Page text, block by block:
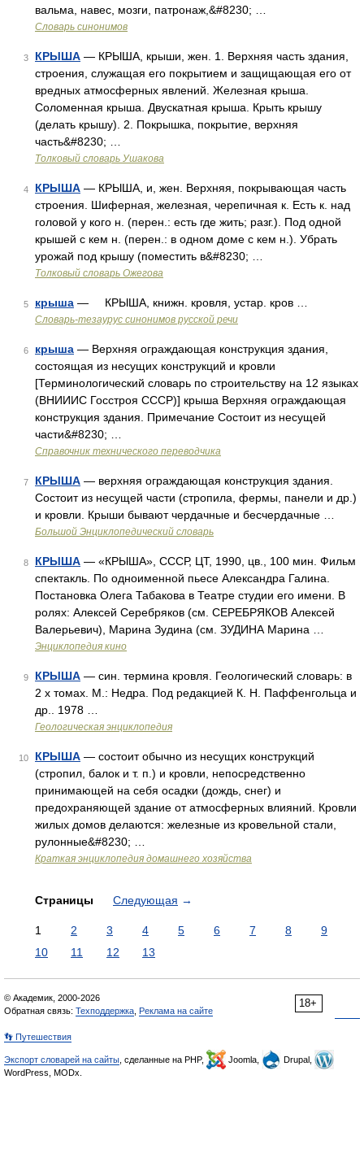
вальма, навес, мозги, патронаж,&#8230; …
Словарь синонимов
3 КРЫША — КРЫША, крыши, жен. 1. Верхняя часть здания,
строения, служащая его покрытием и защищающая его от
вредных атмосферных явлений. Железная крыша.
Соломенная крыша. Двускатная крыша. Крыть крышу
(делать крышу). 2. Покрышка, покрытие, верхняя
часть&#8230; …
Толковый словарь Ушакова
4 КРЫША — КРЫША, и, жен. Верхняя, покрывающая часть
строения. Шиферная, железная, черепичная к. Есть к. над
головой у кого н. (перен.: есть где жить; разг.). Под одной
крышей с кем н. (перен.: в одном доме с кем н.). Убрать
урожай под крышу (поместить в&#8230; …
Толковый словарь Ожегова
5 крыша — КРЫША, книжн. кровля, устар. кров …
Словарь-тезаурус синонимов русской речи
6 крыша — Верхняя ограждающая конструкция здания,
состоящая из несущих конструкций и кровли
[Терминологический словарь по строительству на 12 языках
(ВНИИИС Госстроя СССР)] крыша Верхняя ограждающая
конструкция здания. Примечание Состоит из несущей
части&#8230; …
Справочник технического переводчика
7 КРЫША — верхняя ограждающая конструкция здания.
Состоит из несущей части (стропила, фермы, панели и др.)
и кровли. Крыши бывают чердачные и бесчердачные …
Большой Энциклопедический словарь
8 КРЫША — «КРЫША», СССР, ЦТ, 1990, цв., 100 мин. Фильм
спектакль. По одноименной пьесе Александра Галина.
Постановка Олега Табакова в Театре студии его имени. В
ролях: Алексей Серебряков (см. СЕРЕБРЯКОВ Алексей
Валерьевич), Марина Зудина (см. ЗУДИНА Марина …
Энциклопедия кино
9 КРЫША — син. термина кровля. Геологический словарь: в
2 х томах. М.: Недра. Под редакцией К. Н. Паффенгольца и
др.. 1978 …
Геологическая энциклопедия
10 КРЫША — состоит обычно из несущих конструкций
(стропил, балок и т. п.) и кровли, непосредственно
принимающей на себя осадки (дождь, снег) и
предохраняющей здание от атмосферных влияний. Кровли
жилых домов делаются: железные из кровельной стали,
рулонные&#8230; …
Краткая энциклопедия домашнего хозяйства
Страницы Следующая →
1 2 3 4 5 6 7 8
9
10
11 12 13
18+
© Академик, 2000-2026
Обратная связь: Техподдержка Реклама на сайте
👣 Путешествия
Экспорт словарей на сайты , сделанные на PHP, Joomla,
Drupal,
WordPress, MODx.